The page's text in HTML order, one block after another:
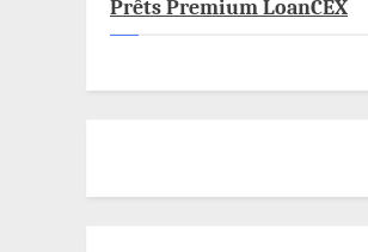
Prêts Premium LoanCEX